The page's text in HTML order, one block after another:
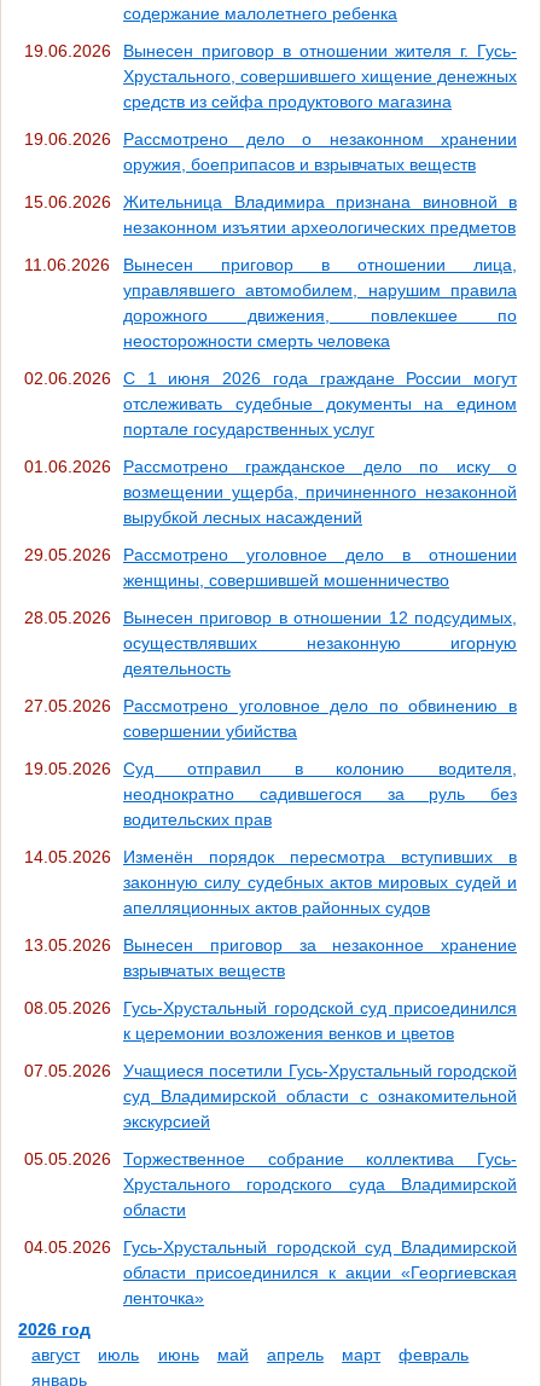
содержание малолетнего ребенка
19.06.2026
Вынесен приговор в отношении жителя г. Гусь-
Хрустального, совершившего хищение денежных
средств из сейфа продуктового магазина
19.06.2026
Рассмотрено дело о незаконном хранении
оружия, боеприпасов и взрывчатых веществ
15.06.2026
Жительница Владимира признана виновной в
незаконном изъятии археологических предметов
11.06.2026
Вынесен приговор в отношении лица,
управлявшего автомобилем, нарушим правила
дорожного движения, повлекшее по
неосторожности смерть человека
02.06.2026
С 1 июня 2026 года граждане России могут
отслеживать судебные документы на едином
портале государственных услуг
01.06.2026
Рассмотрено гражданское дело по иску о
возмещении ущерба, причиненного незаконной
вырубкой лесных насаждений
29.05.2026
Рассмотрено уголовное дело в отношении
женщины, совершившей мошенничество
28.05.2026
Вынесен приговор в отношении 12 подсудимых,
осуществлявших незаконную игорную
деятельность
27.05.2026
Рассмотрено уголовное дело по обвинению в
совершении убийства
19.05.2026
Суд отправил в колонию водителя,
неоднократно садившегося за руль без
водительских прав
14.05.2026
Изменён порядок пересмотра вступивших в
законную силу судебных актов мировых судей и
апелляционных актов районных судов
13.05.2026
Вынесен приговор за незаконное хранение
взрывчатых веществ
08.05.2026
Гусь-Хрустальный городской суд присоединился
к церемонии возложения венков и цветов
07.05.2026
Учащиеся посетили Гусь-Хрустальный городской
суд Владимирской области с ознакомительной
экскурсией
05.05.2026
Торжественное собрание коллектива Гусь-
Хрустального городского суда Владимирской
области
04.05.2026
Гусь-Хрустальный городской суд Владимирской
области присоединился к акции «Георгиевская
ленточка»
2026 год
август
июль июнь май апрель март
февраль
январь